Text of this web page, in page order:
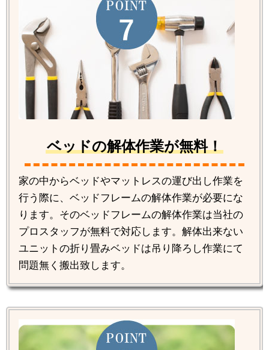
ベッドの解体作業が無料！
家の中からベッドやマットレスの運び出し作業を
行う際に、ベッドフレームの解体作業が必要にな
ります。そのベッドフレームの解体作業は当社の
プロスタッフが無料で対応します。解体出来ない
ユニットの折り畳みベッドは吊り降ろし作業にて
問題無く搬出致します。